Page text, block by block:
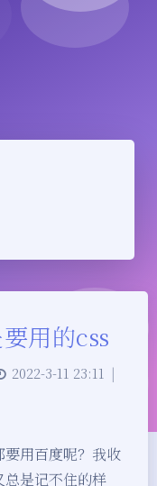
用的css
2022-3-11 23:11 |
用百度呢？我收
是记不住的样